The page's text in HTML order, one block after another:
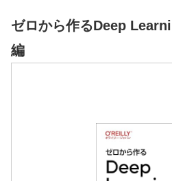
ゼロから作るDeep
編